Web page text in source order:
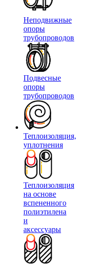
Неподвижные
опоры
трубопроводов
Подвесные
опоры
трубопроводов
Теплоизоляция,
уплотнения
Теплоизоляция
на основе
вспененного
полиэтилена
и
аксессуары